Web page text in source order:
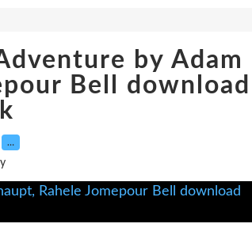
by Adam
Bell download
…